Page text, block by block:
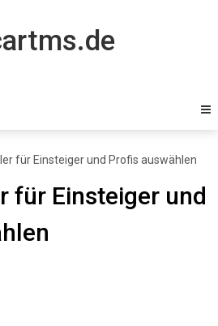
für Einsteiger und Profis auswählen
für Einsteiger und